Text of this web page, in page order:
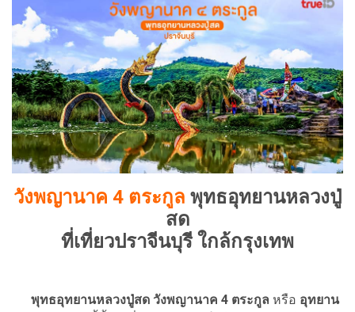
วังพญานาค 4 ตระกูล พุทธอุทยานหลวงปู่
สด
ที่เที่ยวปราจีนบุรี ใกล้กรุงเทพ
พุทธอุทยานหลวงปู่สด วังพญานาค 4 ตระกูล หรือ อุทยาน